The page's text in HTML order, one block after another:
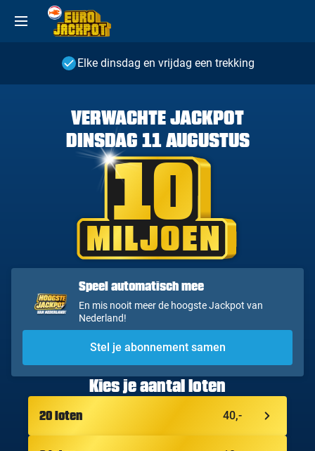
Elke dinsdag en vrijdag een trekking
VERWACHTE JACKPOT
DINSDAG 11 AUGUSTUS
10
MILJOEN
Speel automatisch mee
En mis nooit meer de hoogste Jackpot van
Nederland!
Stel je abonnement samen
Kies je aantal loten
20 loten 40,-